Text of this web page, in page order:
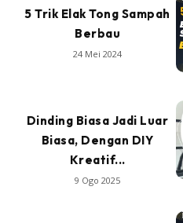
5 Trik Elak Tong Sampah
Berbau
24 Mei 2024
Dinding Biasa Jadi Luar
Biasa, Dengan DIY
Kreatif...
9 Ogo 2025